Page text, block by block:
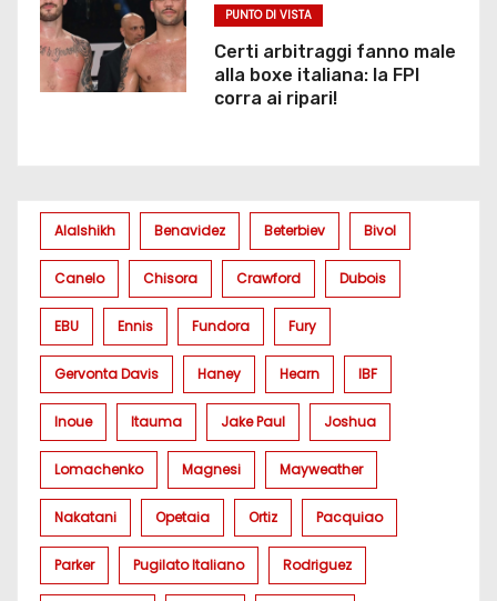
PUNTO DI VISTA
Certi arbitraggi fanno male
alla boxe italiana: la FPI
corra ai ripari!
Alalshikh Benavidez Beterbiev Bivol
Canelo Chisora Crawford Dubois
EBU Ennis Fundora Fury
Gervonta Davis Haney Hearn IBF
Inoue Itauma Jake Paul Joshua
Lomachenko Magnesi Mayweather
Nakatani Opetaia Ortiz Pacquiao
Parker Pugilato Italiano Rodriguez